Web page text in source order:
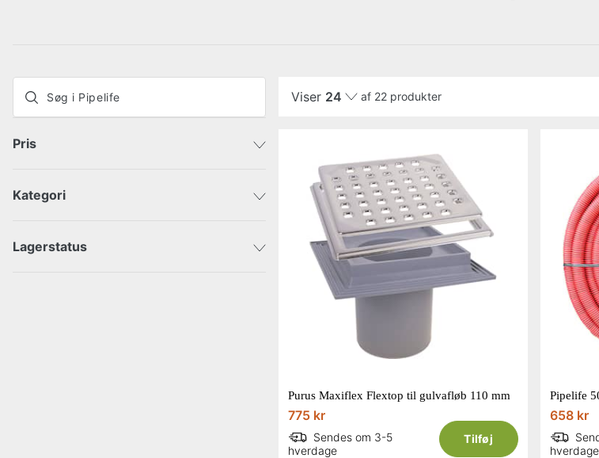
Pris
Kategori
Lagerstatus
Afsendes inden for 3-5 dage
Viser 24 af 22 produkter
Purus Maxiflex Flextop til gulvafløb 110 mm
775 kr
Sendes om 3-5
hverdage
Tilføj
658 kr
hverdage